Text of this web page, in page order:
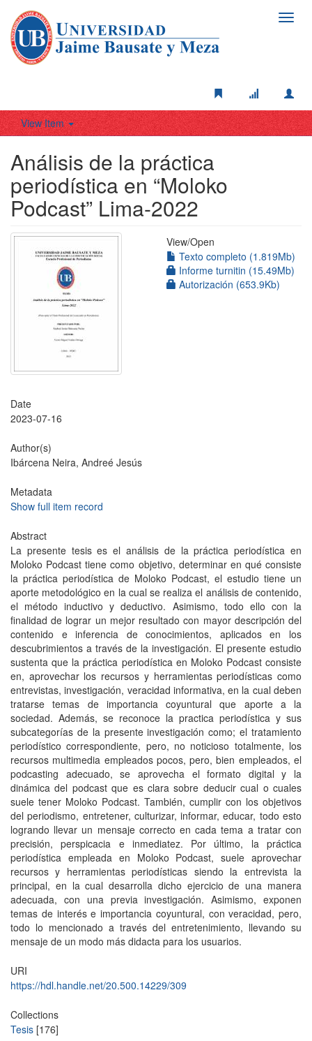
View Item
Análisis de la práctica
periodística en “Moloko
Podcast” Lima-2022
View/Open
Texto completo (1.819Mb)
Informe turnitin (15.49Mb)
Autorización (653.9Kb)
Date
2023-07-16
Author(s)
Ibárcena Neira, Andreé Jesús
Metadata
Show full item record
Abstract
La presente tesis es el análisis de la práctica periodística en
Moloko Podcast tiene como objetivo, determinar en qué consiste
la práctica periodística de Moloko Podcast, el estudio tiene un
aporte metodológico en la cual se realiza el análisis de contenido,
el método inductivo y deductivo. Asimismo, todo ello con la
finalidad de lograr un mejor resultado con mayor descripción del
contenido e inferencia de conocimientos, aplicados en los
descubrimientos a través de la investigación. El presente estudio
sustenta que la práctica periodística en Moloko Podcast consiste
en, aprovechar los recursos y herramientas periodísticas como
entrevistas, investigación, veracidad informativa, en la cual deben
tratarse temas de importancia coyuntural que aporte a la
sociedad. Además, se reconoce la practica periodística y sus
subcategorías de la presente investigación como; el tratamiento
periodístico correspondiente, pero, no noticioso totalmente, los
recursos multimedia empleados pocos, pero, bien empleados, el
podcasting adecuado, se aprovecha el formato digital y la
dinámica del podcast que es clara sobre deducir cual o cuales
suele tener Moloko Podcast. También, cumplir con los objetivos
del periodismo, entretener, culturizar, informar, educar, todo esto
logrando llevar un mensaje correcto en cada tema a tratar con
precisión, perspicacia e inmediatez. Por último, la práctica
periodística empleada en Moloko Podcast, suele aprovechar
recursos y herramientas periodísticas siendo la entrevista la
principal, en la cual desarrolla dicho ejercicio de una manera
adecuada, con una previa investigación. Asimismo, exponen
temas de interés e importancia coyuntural, con veracidad, pero,
todo lo mencionado a través del entretenimiento, llevando su
mensaje de un modo más didacta para los usuarios.
URI
https://hdl.handle.net/20.500.14229/309
Collections
Tesis [176]